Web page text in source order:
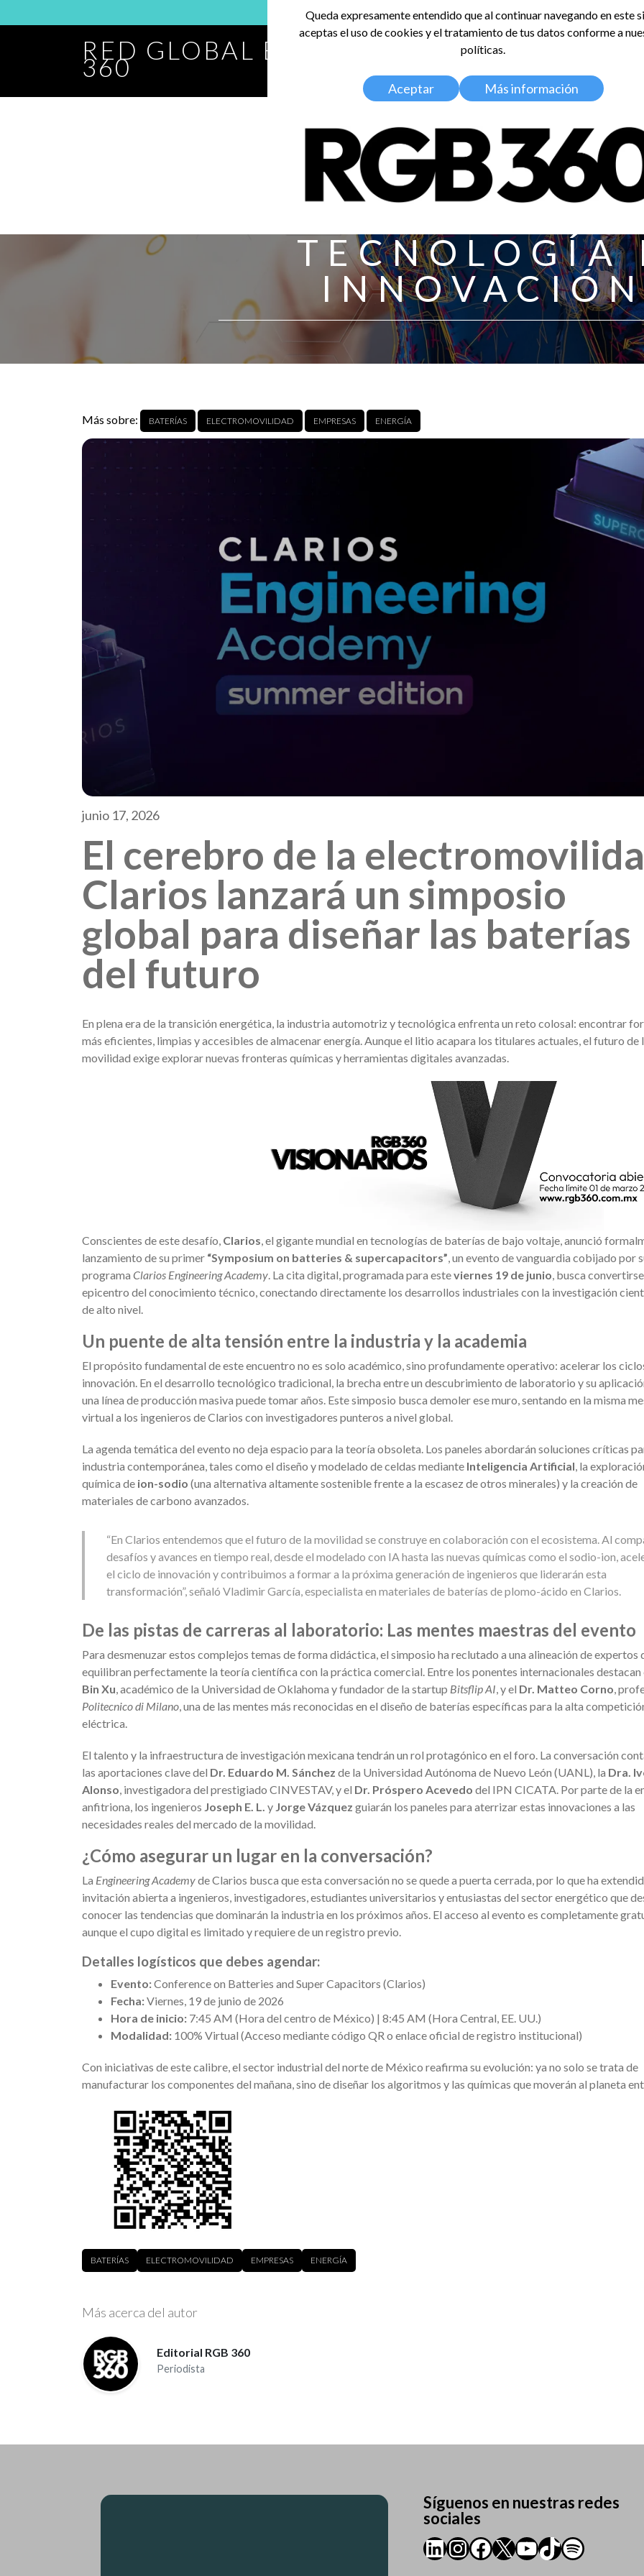
RED GLOBAL BALDOSA
360
TECNOLOGÍA
Más sobre: BATERÍAS ELECTROMOVILIDAD EMPRESAS ENERGÍA
junio 17, 2026
El cerebro de la
Clarios lanzará un simposio
global para diseñar las baterías
del futuro
En plena era de la transición energética, la industria automotriz y tecnológica enfrenta un reto colosal: encontrar
más eficientes, limpias y accesibles de almacenar energía. Aunque el litio acapara los titulares actuales, el futuro de
movilidad exige explorar nuevas fronteras químicas y herramientas digitales avanzadas.
Conscientes de este desafío, Clarios, el gigante mundial en tecnologías de baterías de bajo voltaje, anunció
lanzamiento de su primer “Symposium on batteries & supercapacitors”, un evento de vanguardia cobijado por
programa Clarios Engineering Academy. La cita digital, programada para esteviernes 19 de junio, busca
epicentro del conocimiento técnico, conectando directamente los desarrollos industriales con la investigación
de alto nivel.
Un puente de alta tensión entre la industria y la academia
El propósito fundamental de este encuentro no es solo académico, sino profundamente operativo: acelerar los
innovación. En el desarrollo tecnológico tradicional, la brecha entre un descubrimiento de laboratorio y su
una línea de producción masiva puede tomar años. Este simposio busca demoler ese muro, sentando en la misma
virtual a los ingenieros de Clarios con investigadores punteros a nivel global.
La agenda temática del evento no deja espacio para la teoría obsoleta. Los paneles abordarán soluciones críticas
industria contemporánea, tales como el diseño y modelado de celdas mediante Inteligencia Artificial, la
química de ion-sodio (una alternativa altamente sostenible frente a la escasez de otros minerales) y la creación de
materiales de carbono avanzados.
“En Clarios entendemos que el futuro de la movilidad se construye en colaboración con el ecosistema. Al
desafíos y avances en tiempo real, desde el modelado con IA hasta las nuevas químicas como el sodio-ion,
el ciclo de innovación y contribuimos a formar a la próxima generación de ingenieros que liderarán esta
transformación”, señaló Vladimir García, especialista en materiales de baterías de plomo-ácido en Clarios.
De las pistas de carreras al laboratorio: Las mentes maestras del evento
Para desmenuzar estos complejos temas de forma didáctica, el simposio ha reclutado a una alineación de expertos
equilibran perfectamente la teoría científica con la práctica comercial. Entre los ponentes internacionales
Bin Xu, académico de la Universidad de Oklahoma y fundador de la startup Bitsflip AI, y el Dr. Matteo Corno,
Politecnico di Milano, una de las mentes más reconocidas en el diseño de baterías específicas para la alta
eléctrica.
El talento y la infraestructura de investigación mexicana tendrán un rol protagónico en el foro. La conversación
las aportaciones clave del Dr. Eduardo M. Sánchez de la Universidad Autónoma de Nuevo León (UANL), la Dra.
Alonso, investigadora del prestigiado CINVESTAV, y el Dr. Próspero Acevedo del IPN CICATA. Por parte de la
anfitriona, los ingenieros Joseph E. L. y Jorge Vázquez guiarán los paneles para aterrizar estas innovaciones a las
necesidades reales del mercado de la movilidad.
¿Cómo asegurar un lugar en la conversación?
La Engineering Academyde Clarios busca que esta conversación no se quede a puerta cerrada, por lo que ha
invitación abierta a ingenieros, investigadores, estudiantes universitarios y entusiastas del sector energético que
conocer las tendencias que dominarán la industria en los próximos años. El acceso al evento es completamente
aunque el cupo digital es limitado y requiere de un registro previo.
Detalles logísticos que debes agendar:
Evento:Conference on Batteries and Super Capacitors (Clarios)
Fecha:Viernes, 19 de junio de 2026
Hora de inicio: 7:45 AM (Hora del centro de México) | 8:45 AM (Hora Central, EE. UU.)
Modalidad: 100% Virtual (Acceso mediante código QR o enlace oficial de registro institucional)
Con iniciativas de este calibre, el sector industrial del norte de México reafirma su evolución: ya no solo se trata de
manufacturar los componentes del mañana, sino de diseñar los algoritmos y las químicas que moverán al planeta
BATERÍAS ELECTROMOVILIDAD EMPRESAS ENERGÍA
Más acerca del autor
Editorial RGB 360
Periodista
Síguenos en nuestras redes
sociales
LinkedIn
Instagram
Facebook
X YouTube
TikTok
Spotify
Queda expresamente entendido que al continuar navegando en este
aceptas el uso de cookies y el tratamiento de tus datos conforme a
políticas.
Aceptar Más información